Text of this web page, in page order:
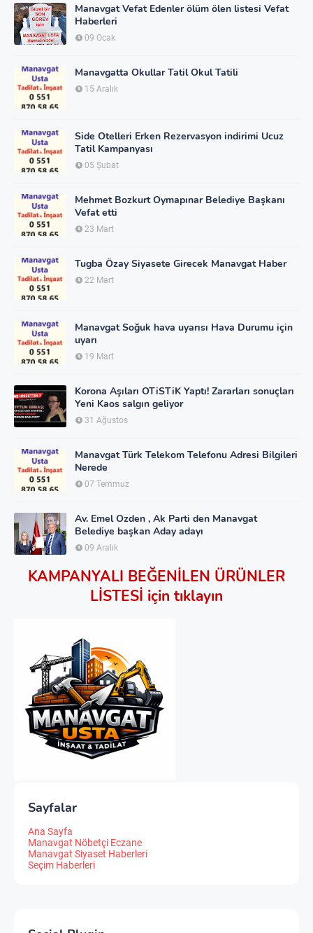
Manavgat Vefat Edenler ölüm ölen listesi Vefat
Haberleri
09 Ocak
Manavgatta Okullar Tatil Okul Tatili
15 Aralık
Side Otelleri Erken Rezervasyon indirimi Ucuz
Tatil Kampanyası
05 Şubat
Mehmet Bozkurt Oymapınar Belediye Başkanı
Vefat etti
23 Mart
Tugba Özay Siyasete Girecek Manavgat Haber
22 Mart
Manavgat Soğuk hava uyarısı Hava Durumu için
uyarı
19 Mart
Korona Aşıları OTiSTiK Yaptı! Zararları sonuçları
Yeni Kaos salgın geliyor
31 Ağustos
Manavgat Türk Telekom Telefonu Adresi Bilgileri
Nerede
07 Temmuz
Av. Emel Ozden , Ak Parti den Manavgat
Belediye başkan Aday adayı
09 Aralık
KAMPANYALI BEĞENİLEN ÜRÜNLER
LİSTESİ için tıklayın
Sayfalar
Ana Sayfa
Manavgat Nöbetçi Eczane
Manavgat Siyaset Haberleri
Seçim Haberleri